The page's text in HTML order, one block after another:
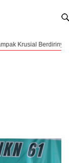
Berdirinya PPKI